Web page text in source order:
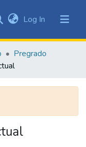
Log In (current)
Pregrado